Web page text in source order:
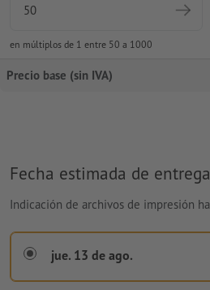
en múltiplos de 1 entre 50 a 1000
Precio base (sin IVA)
Fecha estimada de
Indicación de archivos de impresión
jue. 13 de ago.